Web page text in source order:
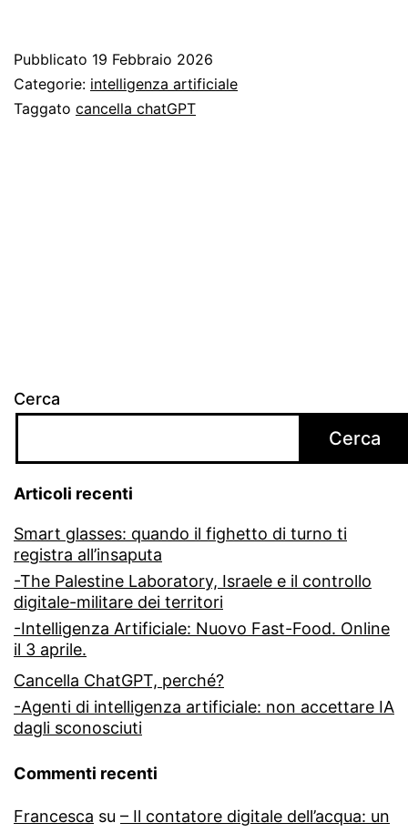
Pubblicato 19 Febbraio 2026
Categorie: intelligenza artificiale
Taggato cancella chatGPT
Cerca
Cerca
Articoli recenti
Smart glasses: quando il fighetto di turno ti
registra all’insaputa
-The Palestine Laboratory, Israele e il controllo
digitale-militare dei territori
-Intelligenza Artificiale: Nuovo Fast-Food. Online
il 3 aprile.
Cancella ChatGPT, perché?
-Agenti di intelligenza artificiale: non accettare IA
dagli sconosciuti
Commenti recenti
Francesca su – Il contatore digitale dell’acqua: un